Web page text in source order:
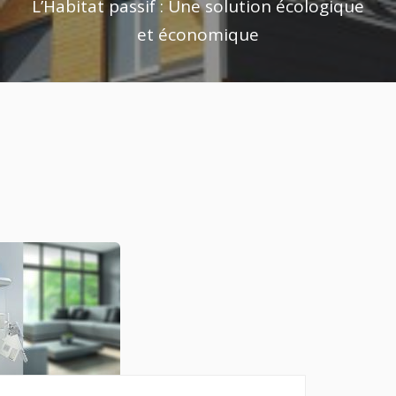
L’Habitat passif : Une solution écologique
et économique